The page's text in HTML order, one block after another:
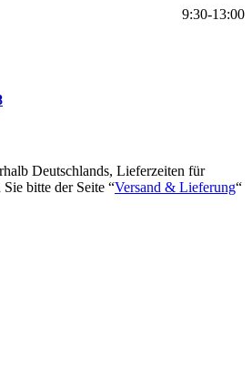
9:30-13:00
Deutschlands, Lieferzeiten für
bitte der Seite “Versand & Lieferung“